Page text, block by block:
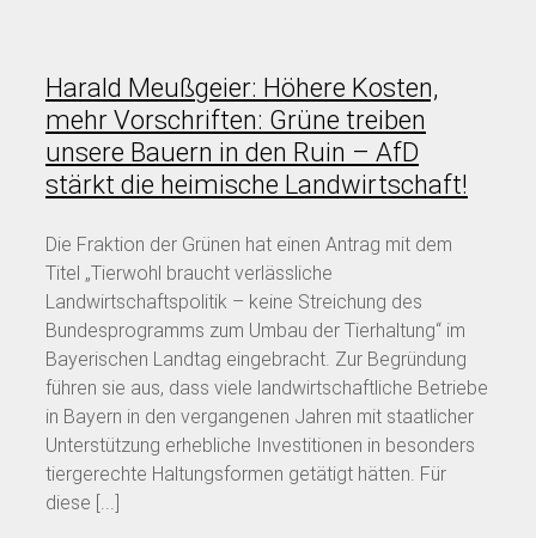
Harald Meußgeier: Höhere Kosten,
mehr Vorschriften: Grüne treiben
unsere Bauern in den Ruin – AfD
stärkt die heimische Landwirtschaft!
Die Fraktion der Grünen hat einen Antrag mit dem
Titel „Tierwohl braucht verlässliche
Landwirtschaftspolitik – keine Streichung des
Bundesprogramms zum Umbau der Tierhaltung“ im
Bayerischen Landtag eingebracht. Zur Begründung
führen sie aus, dass viele landwirtschaftliche Betriebe
in Bayern in den vergangenen Jahren mit staatlicher
Unterstützung erhebliche Investitionen in besonders
tiergerechte Haltungsformen getätigt hätten. Für
diese [...]